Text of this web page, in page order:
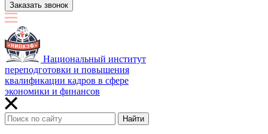
Заказать звонок
Национальный институт
переподготовки и повышения
квалификации кадров в сфере
экономики и финансов
Найти